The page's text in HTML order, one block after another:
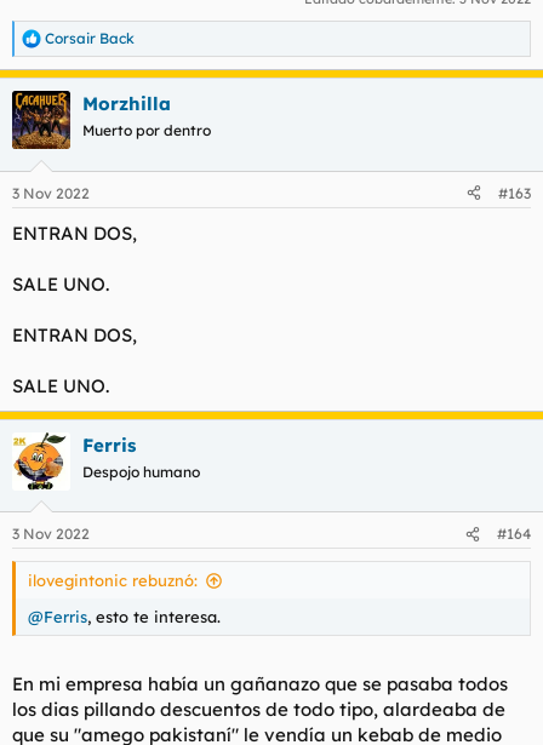
R
e
a
c
c
i
e
:
Corsair Back
Morzhilla
Muerto por dentro
3 Nov 2022 #163
ENTRAN DOS,
SALE UNO.
ENTRAN DOS,
SALE UNO.
Ferris
Despojo humano
3 Nov 2022 #164
ilovegintonic rebuznó:
@Ferris, esto te interesa.
En mi empresa había un gañanazo que se pasaba todos
los dias pillando descuentos de todo tipo, alardeaba de
que su "amego pakistaní" le vendía un kebab de medio